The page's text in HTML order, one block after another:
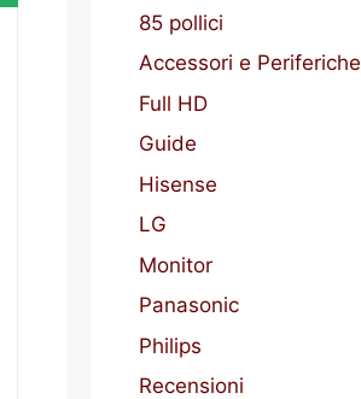
85 pollici
Accessori e Periferiche
Full HD
Guide
Hisense
LG
Monitor
Panasonic
Philips
Recensioni